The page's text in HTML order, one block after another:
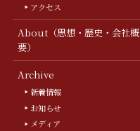
アクセス
About（思想・歴史・会社概
要）
Archive
新着情報
お知らせ
メディア